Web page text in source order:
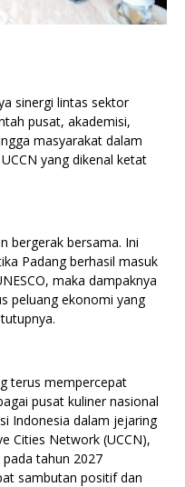
sinergi lintas sektor
pusat, akademisi,
masyarakat dalam
yang dikenal ketat
bergerak bersama. Ini
Padang berhasil masuk
maka dampaknya
peluang ekonomi yang
terus mempercepat
pusat kuliner nasional
Indonesia dalam jejaring
Cities Network (UCCN),
tahun 2027
sambutan positif dan